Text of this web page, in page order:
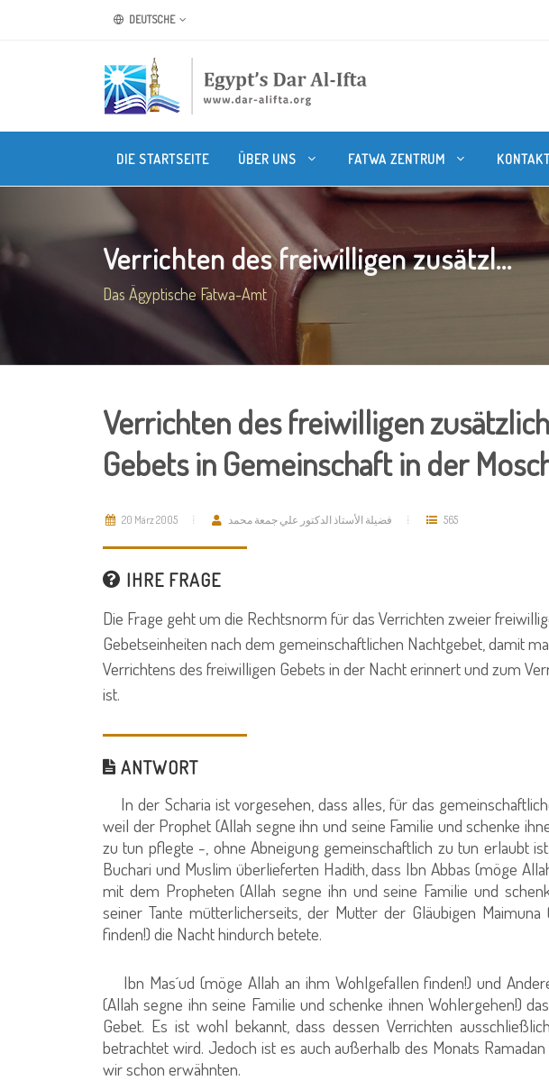
DEUTSCHE
DIE STARTSEITE ÜBER UNS FATWA ZENTRUM
Verrichten des freiwilligen zusätzl...
Das Ägyptische Fatwa-Amt
Verrichten des freiwilligen
Gebets in Gemeinschaft in der
20 März 2005 فضيلة الأستاذ الدكتور علي جمعة محمد 565
IHRE FRAGE
Die Frage geht um die Rechtsnorm für das Verrichten zweier
Gebetseinheiten nach dem gemeinschaftlichen Nachtgebet, damit
Verrichtens des freiwilligen Gebets in der Nacht erinnert und zum
ist.
ANTWORT
In der Scharia ist vorgesehen, dass alles, für das
weil der Prophet (Allah segne ihn und seine Familie und schenke
zu tun pflegte -, ohne Abneigung gemeinschaftlich zu tun erlaubt
Buchari und Muslim überlieferten Hadith, dass Ibn Abbas (möge
mit dem Propheten (Allah segne ihn und seine Familie und
seiner Tante mütterlicherseits, der Mutter der Gläubigen
finden!) die Nacht hindurch betete.
Ibn Mas´ud (möge Allah an ihm Wohlgefallen finden!) und
(Allah segne ihn seine Familie und schenke ihnen Wohlergehen!)
Gebet. Es ist wohl bekannt, dass dessen Verrichten
betrachtet wird. Jedoch ist es auch außerhalb des Monats
wir schon erwähnten.